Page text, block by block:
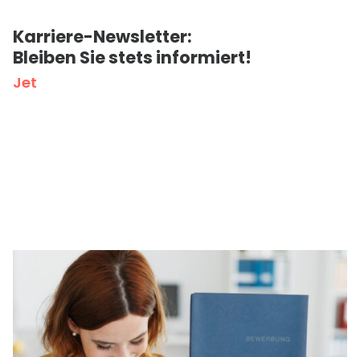
Karriere-Newsletter:
Bleiben Siestets informiert!
Jet